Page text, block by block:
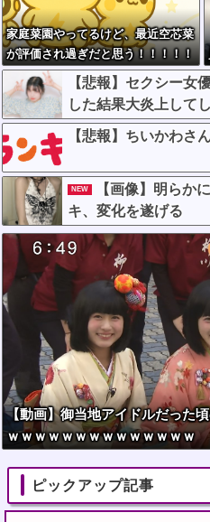
家庭菜園やってるけど、最近空芯菜
が評価され過ぎだと思う！！！！！
【悲報】セクシー女
した結果大炎上し
【悲報】ちいかわさ
NEW
【画像】明らか
キ、変化を遂げる
【動画】御当地アイドルだった
ｗｗｗｗｗｗｗｗｗｗｗｗｗｗ
ピックアップ記事